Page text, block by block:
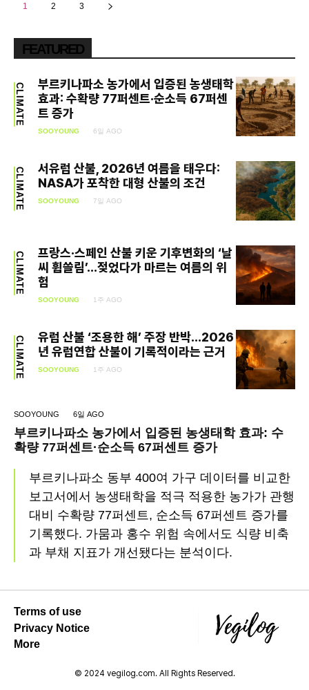
1 2 3
FEATURED
CLIMATE
부르키나파소 농가에서 입증된 농생태학
효과: 수확량 77퍼센트·순소득 67퍼센
트 증가
SOOYOUNG 6일 AGO
CLIMATE
서유럽 산불, 2026년 여름을 태우다:
NASA가 포착한 대형 산불의 조건
SOOYOUNG 7일 AGO
CLIMATE
프랑스·스페인 산불 키운 기후변화의 ‘날
씨 휩쓸림’…젖었다가 마르는 여름의 위
험
SOOYOUNG 1주 AGO
CLIMATE
유럽 산불 ‘조용한 해’ 주장 반박…2026
년 유럽연합 산불이 기록적이라는 근거
SOOYOUNG 1주 AGO
SOOYOUNG 6일 AGO
부르키나파소 농가에서 입증된 농생태학 효과: 수
확량 77퍼센트·순소득 67퍼센트 증가
부르키나파소 동부 400여 가구 데이터를 비교한
보고서에서 농생태학을 적극 적용한 농가가 관행
대비 수확량 77퍼센트, 순소득 67퍼센트 증가를
기록했다. 가뭄과 홍수 위험 속에서도 식량 비축
과 부채 지표가 개선됐다는 분석이다.
Terms of use
Privacy Notice
More
© 2024 vegilog.com. All Rights Reserved.